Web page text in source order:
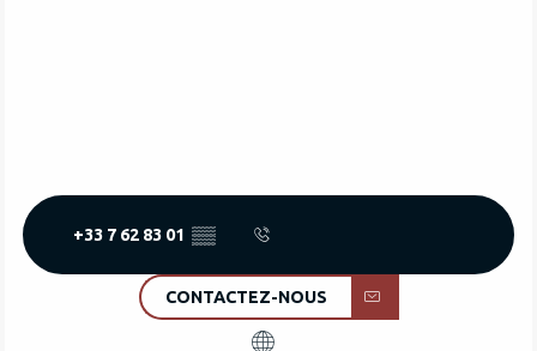
+33 7 62 83 01 ▒▒
CONTACTEZ-NOUS